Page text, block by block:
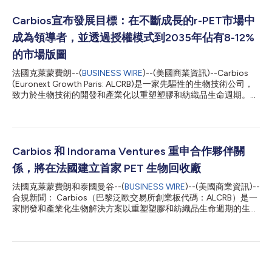
Carbios宣布發展目標：在不斷成長的r-PET市場中
成為領導者，並透過授權模式到2035年佔有8-12%
的市場版圖
法國克萊蒙費朗--(BUSINESS WIRE)--(美國商業資訊)--Carbios
(Euronext Growth Paris: ALCRB)是一家先驅性的生物技術公司，
致力於生物技術的開發和產業化以重塑塑膠和紡織品生命週期。該
司的發展目標是成為全球r-PET市場的領導者，到2030年佔有4-
中部時間下午2點舉行的線上會議或觀看重播 執行長Emmanuel
Ladent 以及Carbios領導團隊 歐洲中部時間（巴黎時間）2023年
6月6日下午2點至4點 https://edge.media-
server.com/mmc/p/u2qw4cir 法國撥入號碼：+33 170918704 /
英國撥入號碼：+44 1 212818004 1. 能夠創造價值的商業模式
Carbios的商業模式採用其獨家PET生物回收技術的授權2，並依賴
於資本支出方面的精益方法和三大收入來源（預...
Carbios 和 Indorama Ventures 重申合作夥伴關
係，將在法國建立首家 PET 生物回收廠
法國克萊蒙費朗和泰國曼谷--(BUSINESS WIRE)--(美國商業資訊)--
合規新聞： Carbios（巴黎泛歐交易所創業板代碼：ALCRB）是一
家開發和產業化生物解決方案以重塑塑膠和紡織品生命週期的生物
一份不具約束力的諒解備忘錄 (MOU)，成立一家合資企業，在法國